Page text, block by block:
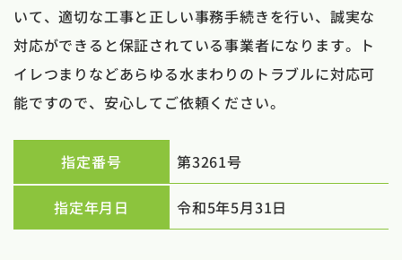
いて、適切な工事と正しい事務手続きを行い、誠実な
対応ができると保証されている事業者になります。ト
イレつまりなどあらゆる水まわりのトラブルに対応可
能ですので、安心してご依頼ください。
指定番号 第3261号
指定年月日 令和5年5月31日